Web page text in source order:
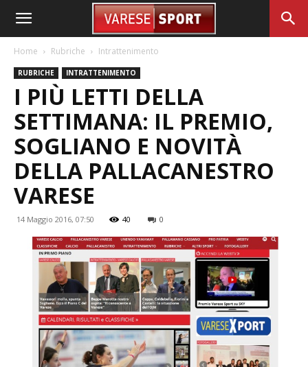
Home Rubriche Intrattenimento
RUBRICHE INTRATTENIMENTO
I PIÙ LETTI DELLA
SETTIMANA: IL PREMIO,
SOGLIANO E NOVITÀ
DELLA PALLACANESTRO
VARESE
14 Maggio 2016, 07:50 40 0